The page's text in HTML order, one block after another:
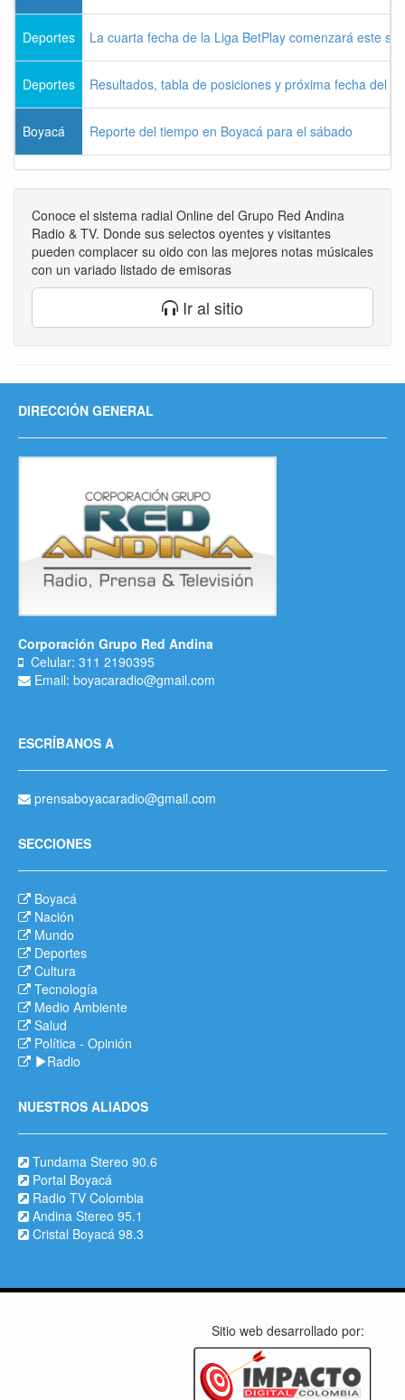
Deportes La cuarta fecha de la Liga BetPlay comenzará este
Deportes Resultados, tabla de posiciones y próxima fecha del
Boyacá Reporte del tiempo en Boyacá para el sábado
Conoce el sistema radial Online del Grupo Red Andina
Radio & TV. Donde sus selectos oyentes y visitantes
pueden complacer su oido con las mejores notas músicales
con un variado listado de emisoras
Ir al sitio
DIRECCIÓN GENERAL
Corporación Grupo Red Andina
Celular: 311 2190395
Email: boyacaradio@gmail.com
ESCRÍBANOS A
prensaboyacaradio@gmail.com
SECCIONES
Boyacá
Nación
Mundo
Deportes
Cultura
Tecnología
Medio Ambiente
Salud
Política - Opinión
Radio
NUESTROS ALIADOS
Tundama Stereo 90.6
Portal Boyacá
Radio TV Colombia
Andina Stereo 95.1
Cristal Boyacá 98.3
Sitio web desarrollado por: